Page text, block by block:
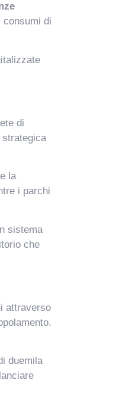
consumi di
di
strategica
la
i parchi
sistema
che
attraverso
duemila